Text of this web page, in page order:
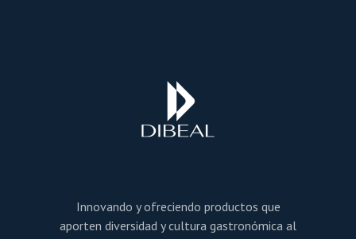
Innovando y ofreciendo productos que
aporten diversidad y cultura gastronómica al